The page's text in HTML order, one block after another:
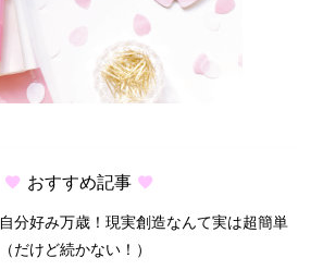
おすすめ記事
自分好み万歳！現実創造なんて実は超簡単
（だけど続かない！）